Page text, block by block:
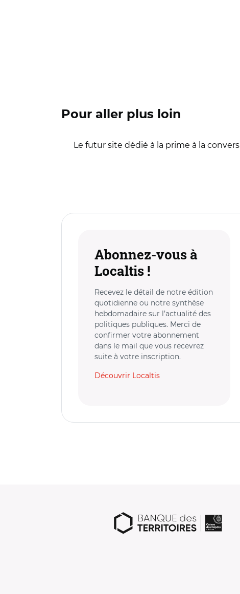
Pour aller plus loin
Le futur site dédié à la prime à la
Abonnez-vous à
Localtis !
Recevez le détail de notre édition
quotidienne ou notre synthèse
hebdomadaire sur l’actualité des
politiques publiques. Merci de
confirmer votre abonnement
dans le mail que vous recevrez
suite à votre inscription.
Découvrir Localtis